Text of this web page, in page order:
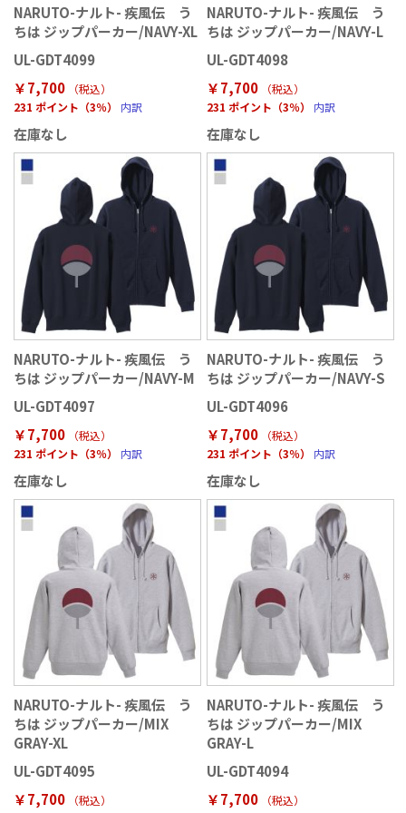
NARUTO-ナルト- 疾風伝 う
ちは ジップパーカー/NAVY-XL
UL-GDT4099
￥7,700
（税込）
231 ポイント（3％）
内訳
在庫なし
NARUTO-ナルト- 疾風伝 う
ちは ジップパーカー/NAVY-L
UL-GDT4098
￥7,700
（税込）
231 ポイント（3％）
内訳
在庫なし
NARUTO-ナルト- 疾風伝 う
ちは ジップパーカー/NAVY-M
UL-GDT4097
￥7,700
（税込）
231 ポイント（3％）
内訳
在庫なし
NARUTO-ナルト- 疾風伝 う
ちは ジップパーカー/NAVY-S
UL-GDT4096
￥7,700
（税込）
231 ポイント（3％）
内訳
在庫なし
NARUTO-ナルト- 疾風伝 う
ちは ジップパーカー/MIX
GRAY-XL
UL-GDT4095
￥7,700
（税込）
NARUTO-ナルト- 疾風伝 う
ちは ジップパーカー/MIX
GRAY-L
UL-GDT4094
￥7,700
（税込）